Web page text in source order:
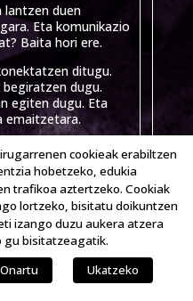
lantzen duen
Eta komunikazio
Baita hori ere.
ditugu.
dugu.
egiten dugu. Eta
emaitzetara.
cookieak erabiltzen
hobetzeko, edukia
trafikoa aztertzeko. Cookiak
lortzeko, bisitatu doikuntzen
izango duzu aukera atzera
gu bisitatzeagatik.
Onartu Ukatzeko